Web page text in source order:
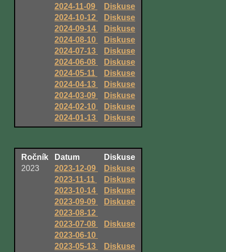
2024-11-09
Diskuse
2024-10-12
Diskuse
2024-09-14
Diskuse
2024-08-10
Diskuse
2024-07-13
Diskuse
2024-06-08
Diskuse
2024-05-11
Diskuse
2024-04-13
Diskuse
2024-03-09
Diskuse
2024-02-10
Diskuse
2024-01-13
Diskuse
Ročník Datum
Diskuse
2023
2023-12-09
Diskuse
2023-11-11
Diskuse
2023-10-14
Diskuse
2023-09-09
Diskuse
2023-08-12
2023-07-08
Diskuse
2023-06-10
2023-05-13
Diskuse